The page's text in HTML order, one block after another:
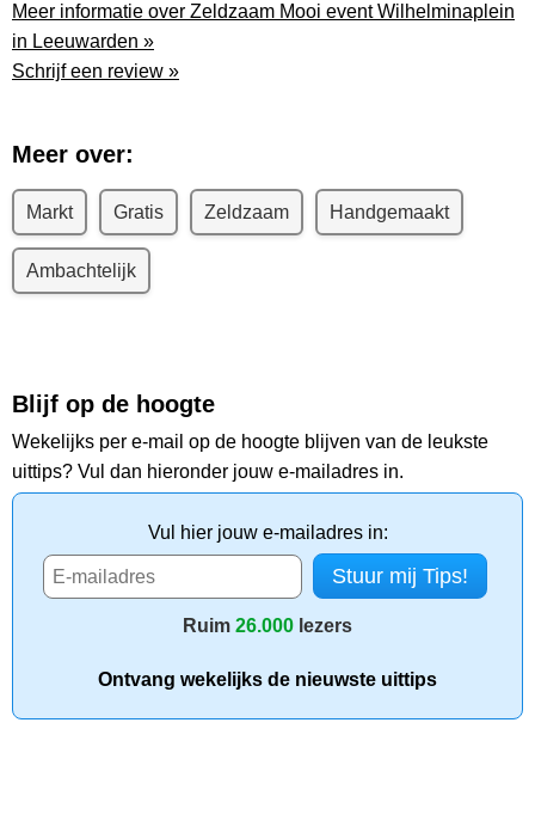
Meer informatie over Zeldzaam Mooi event Wilhelminaplein
in Leeuwarden »
Schrijf een review »
Meer over:
Markt Gratis Zeldzaam Handgemaakt
Ambachtelijk
Blijf op de hoogte
Wekelijks per e-mail op de hoogte blijven van de leukste
uittips? Vul dan hieronder jouw e-mailadres in.
Vul hier jouw e-mailadres in:
Ruim 26.000 lezers
Ontvang wekelijks de nieuwste uittips